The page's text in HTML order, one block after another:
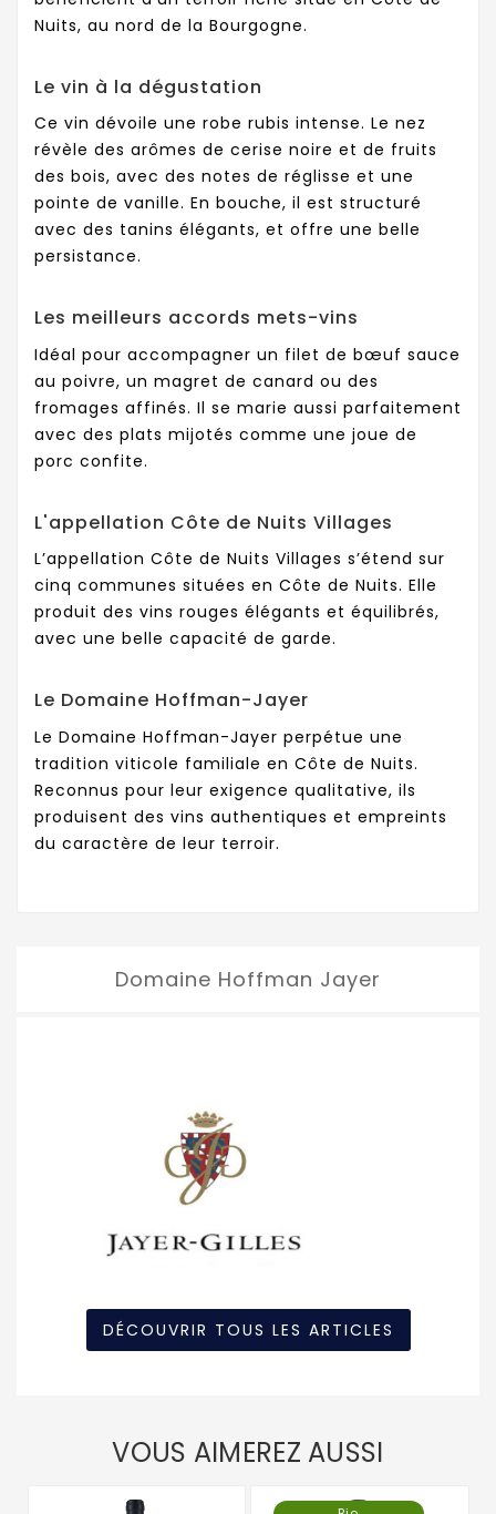
Nuits, au nord de la Bourgogne.
Le vin à la dégustation
Ce vin dévoile une robe rubis intense. Le nez
révèle des arômes de cerise noire et de fruits
des bois, avec des notes de réglisse et une
pointe de vanille. En bouche, il est structuré
avec des tanins élégants, et offre une belle
persistance.
Les meilleurs accords mets-vins
Idéal pour accompagner un filet de bœuf sauce
au poivre, un magret de canard ou des
fromages affinés. Il se marie aussi parfaitement
avec des plats mijotés comme une joue de
porc confite.
L'appellation Côte de Nuits Villages
L’appellation Côte de Nuits Villages s’étend sur
cinq communes situées en Côte de Nuits. Elle
produit des vins rouges élégants et équilibrés,
avec une belle capacité de garde.
Le Domaine Hoffman-Jayer
Le Domaine Hoffman-Jayer perpétue une
tradition viticole familiale en Côte de Nuits.
Reconnus pour leur exigence qualitative, ils
produisent des vins authentiques et empreints
du caractère de leur terroir.
Domaine Hoffman Jayer
DÉCOUVRIR TOUS LES ARTICLES
VOUS AIMEREZ AUSSI